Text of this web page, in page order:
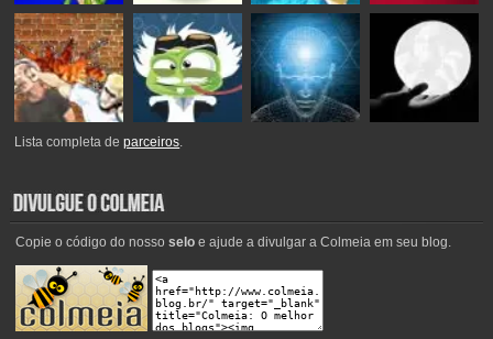
Lista completa deparceiros.
Copie o código do nosso seloe ajude a divulgar a Colmeia em seu blog.